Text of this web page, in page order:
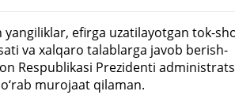
yangiliklar, efirga uzatilayotgan tok-
va xalqaro talablarga javob berish-
Respublikasi Prezidenti
murojaat qilaman.